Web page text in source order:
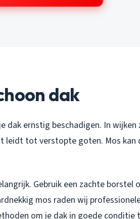
dak
dak ernstig beschadigen. In
leidt tot verstopte goten. Mos kan
Gebruik een zachte borstel
mos raden wij
om je dak in goede conditie